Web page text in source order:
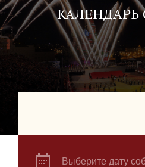
КАЛЕНДАРЬ
Выберите дату